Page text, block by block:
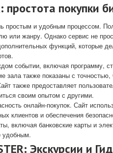
покупки
простым и удобным процессом.
или жанру. Однако сервис не
функций, которые
событии, включая программу,
зала также показаны с точностью,
также предоставляет
своим опытом с другими.
онлайн-покупок. Сайт
клиентов и обеспечения
включая банковские карты и
удобным.
Экскурсии и